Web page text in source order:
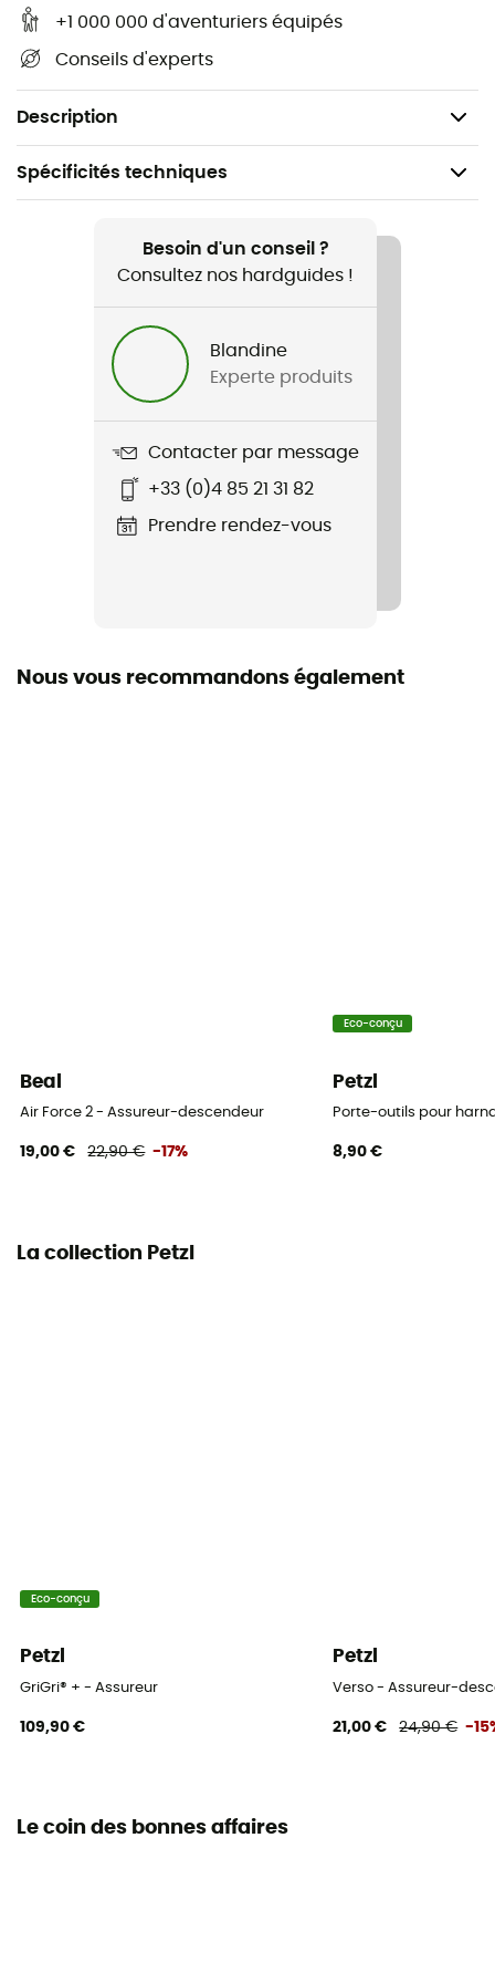
+1 000 000 d'aventuriers équipés
Conseils d'experts
Description
Compatibilité corde : 8 à 13 mm
Répond aux exigences de la norme EN 15151-2, sauf
l'exigence sur la dimension minimale du point
d'attache.
Spécificités techniques
Homme / Femme
Nom du produit
Besoin d'un conseil ?
Consultez nos hardguides !
Blandine
Experte produits
Contacter par message
+33 (0)4 85 21 31 82
Prendre rendez-vous
Nous vous recommandons également
Beal
Air Force 2 - Assureur-descendeur
19,00 € 22,90 € -17%
Eco-conçu
Petzl
Porte-outils pour
8,90 €
La collection Petzl
Eco-conçu
Petzl
GriGri® + - Assureur
109,90 €
Petzl
Verso - Assureur-
21,00 € 24,90 € -
Le coin des bonnes affaires